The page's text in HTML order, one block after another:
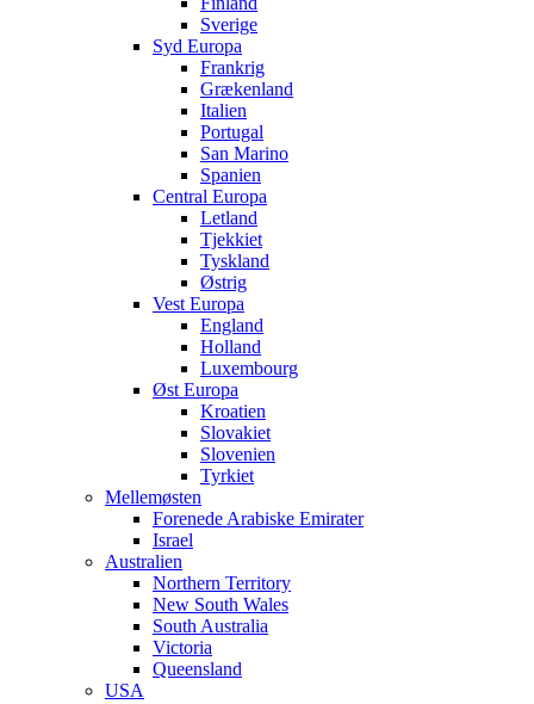
Sverige
Syd Europa
Frankrig
Grækenland
Italien
Portugal
San Marino
Spanien
Central Europa
Letland
Tjekkiet
Tyskland
Østrig
Vest Europa
England
Holland
Luxembourg
Øst Europa
Kroatien
Slovakiet
Slovenien
Tyrkiet
Mellemøsten
Forenede Arabiske Emirater
Israel
Australien
Northern Territory
New South Wales
South Australia
Victoria
Queensland
USA